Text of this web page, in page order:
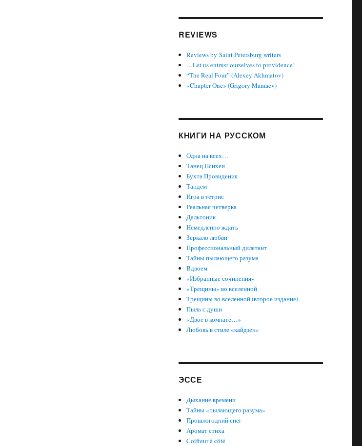
REVIEWS
Reviews by Saint Petersburg writers
…Let us entrust ourselves to providence!
“The Real Four” (Alexey Akhmatov)
«Chapter One» (Grigory Mamaev)
КНИГИ НА РУССКОМ
Одна на всех…
Танец Психеи
Бухта Провидения
Тандем
Игра в тетрис
Реальная четверка
Дальтоник
Немедленно ждать
Зеркало любви
Профессиональный дилетант
Тайны пылающего разума
Вдвоем
«Избранные сочинения»
«Трещины» во вселенной
Трещины во вселенной (второе издание)
Пыль с души
«Двое в комнате…»
Любовь в стиле «кайдзен»
ЭССЕ
Дыхание времени
Тайны «пылающего разума»
Прошлогодний снег
Аромат стиха
Coiffeur à côté